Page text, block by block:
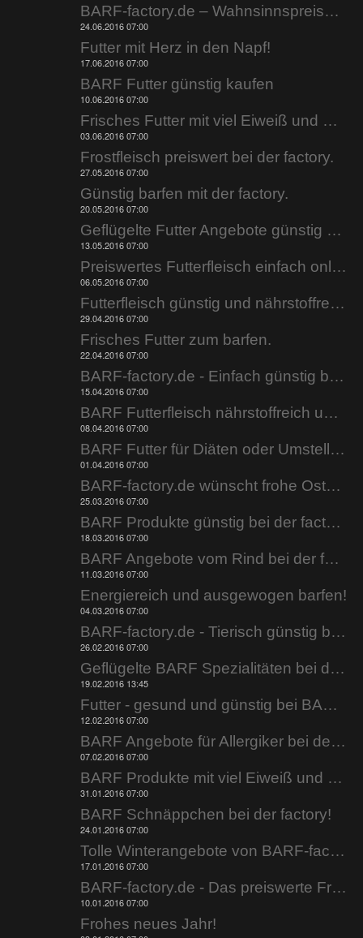
BARF-factory.de – Wahnsinnspreise zur Wahnsinnshitze.
24.06.2016 07:00
Futter mit Herz in den Napf!
17.06.2016 07:00
BARF Futter günstig kaufen
10.06.2016 07:00
Frisches Futter mit viel Eiweiß und wenig Fett!
03.06.2016 07:00
Frostfleisch preiswert bei der factory.
27.05.2016 07:00
Günstig barfen mit der factory.
20.05.2016 07:00
Geflügelte Futter Angebote günstig bestellen.
13.05.2016 07:00
Preiswertes Futterfleisch einfach online bestellen.
06.05.2016 07:00
Futterfleisch günstig und nährstoffreich.
29.04.2016 07:00
Frisches Futter zum barfen.
22.04.2016 07:00
BARF-factory.de - Einfach günstig barfen.
15.04.2016 07:00
BARF Futterfleisch nährstoffreich und fettarm.
08.04.2016 07:00
BARF Futter für Diäten oder Umstellung..
01.04.2016 07:00
BARF-factory.de wünscht frohe Ostern.
25.03.2016 07:00
BARF Produkte günstig bei der factory.
18.03.2016 07:00
BARF Angebote vom Rind bei der factory.
11.03.2016 07:00
Energiereich und ausgewogen barfen!
04.03.2016 07:00
BARF-factory.de - Tierisch günstig barfen.
26.02.2016 07:00
Geflügelte BARF Spezialitäten bei der factory.
19.02.2016 13:45
Futter - gesund und günstig bei BARF-factory.de.
12.02.2016 07:00
BARF Angebote für Allergiker bei der factory.
07.02.2016 07:00
BARF Produkte mit viel Eiweiß und wenig Fett!
31.01.2016 07:00
BARF Schnäppchen bei der factory!
24.01.2016 07:00
Tolle Winterangebote von BARF-factory.de
17.01.2016 07:00
BARF-factory.de - Das preiswerte Frostfutter.
10.01.2016 07:00
Frohes neues Jahr!